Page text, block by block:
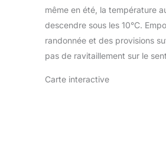
même en été, la température
descendre sous les 10°C.
randonnée et des provisions
pas de ravitaillement sur le
Carte interactive